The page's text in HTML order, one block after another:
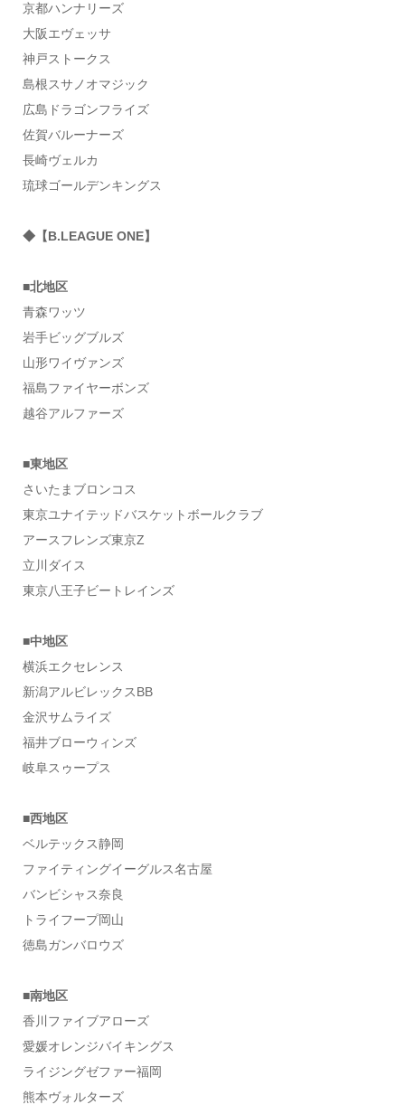
京都ハンナリーズ
大阪エヴェッサ
神戸ストークス
島根スサノオマジック
広島ドラゴンフライズ
佐賀バルーナーズ
長崎ヴェルカ
琉球ゴールデンキングス
◆【B.LEAGUE ONE】
■北地区
青森ワッツ
岩手ビッグブルズ
山形ワイヴァンズ
福島ファイヤーボンズ
越谷アルファーズ
■東地区
さいたまブロンコス
東京ユナイテッドバスケットボールクラブ
アースフレンズ東京Z
立川ダイス
東京八王子ビートレインズ
■中地区
横浜エクセレンス
新潟アルビレックスBB
金沢サムライズ
福井ブローウィンズ
岐阜スゥープス
■西地区
ベルテックス静岡
ファイティングイーグルス名古屋
バンビシャス奈良
トライフープ岡山
徳島ガンバロウズ
■南地区
香川ファイブアローズ
愛媛オレンジバイキングス
ライジングゼファー福岡
熊本ヴォルターズ